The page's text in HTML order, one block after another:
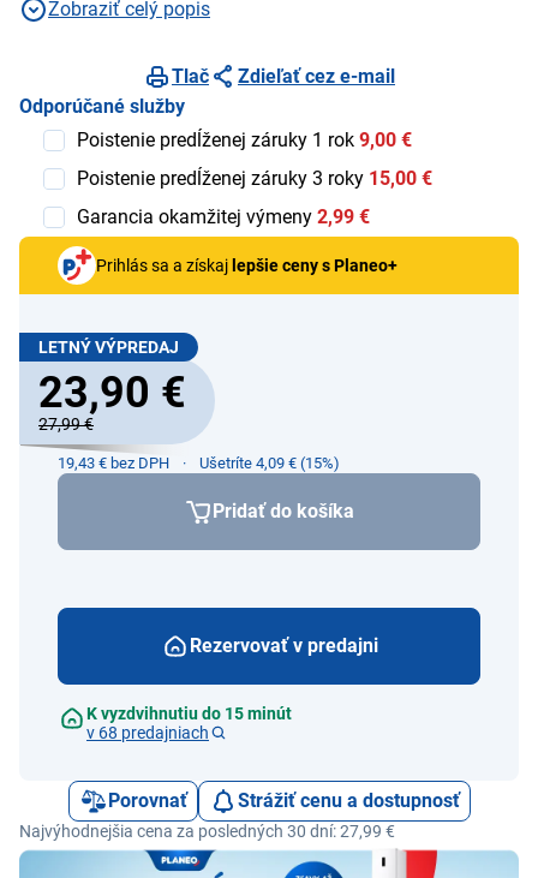
Zobraziť celý popis
Tlač
Zdieľať cez e-mail
Odporúčané služby
Poistenie predĺženej záruky 1 rok 9,00 €
Poistenie predĺženej záruky 3 roky 15,00 €
Garancia okamžitej výmeny 2,99 €
Prihlás sa a získaj lepšie ceny s Planeo+
LETNÝ VÝPREDAJ
23,90 €
27,99 €
19,43 € bez DPH Ušetríte 4,09 € (15%)
Pridať do košíka
Rezervovať v predajni
K vyzdvihnutiu do 15 minút
v 68 predajniach
Porovnať Strážiť cenu a dostupnosť
Najvýhodnejšia cena za posledných 30 dní: 27,99 €